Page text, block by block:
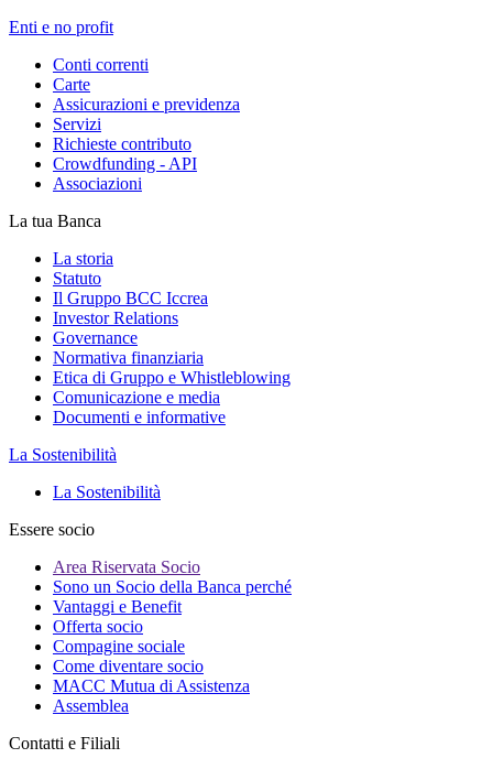
Enti e no profit
Conti correnti
Carte
Assicurazioni e previdenza
Servizi
Richieste contributo
Crowdfunding - API
Associazioni
La tua Banca
La storia
Statuto
Il Gruppo BCC Iccrea
Investor Relations
Governance
Normativa finanziaria
Etica di Gruppo e Whistleblowing
Comunicazione e media
Documenti e informative
La Sostenibilità
La Sostenibilità
Essere socio
Area Riservata Socio
Sono un Socio della Banca perché
Vantaggi e Benefit
Offerta socio
Compagine sociale
Come diventare socio
MACC Mutua di Assistenza
Assemblea
Contatti e Filiali